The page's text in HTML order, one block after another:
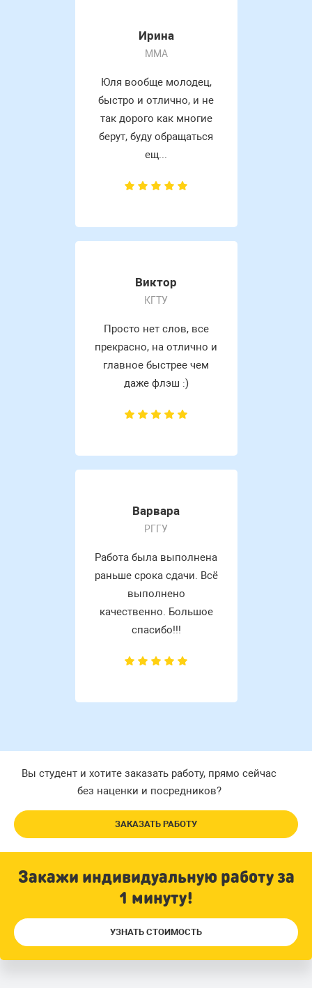
Ирина
MMA
Юля вообще молодец,
быстро и отлично, и не
так дорого как многие
берут, буду обращаться
ещ...
Виктор
КГТУ
Просто нет слов, все
прекрасно, на отлично и
главное быстрее чем
даже флэш :)
Варвара
РГГУ
Работа была выполнена
раньше срока сдачи. Всё
выполнено
качественно. Большое
спасибо!!!
Вы студент и хотите заказать работу, прямо сейчас
без наценки и посредников?
ЗАКАЗАТЬ РАБОТУ
Закажи индивидуальную работу за
1 минуту!
УЗНАТЬ СТОИМОСТЬ